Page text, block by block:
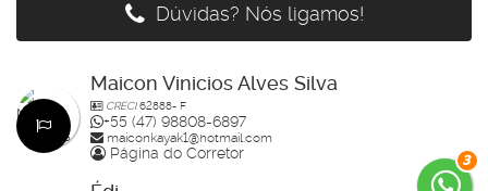
3
Dúvidas? Nós ligamos!
Maicon Vinicios Alves Silva
CRECI62888- F
+55 (47) 98808-6897
maiconkayak1@hotmail.com
Página do Corretor